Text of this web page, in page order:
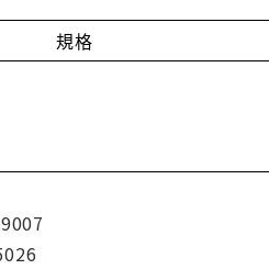
規格